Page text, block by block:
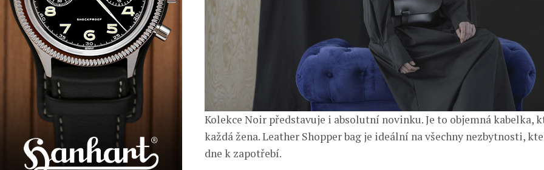
Kolekce Noir představuje i absolutní novinku. Je to objemná kabelka,
každá žena. Leather Shopper bag je ideální na všechny nezbytnosti,
dne k zapotřebí.